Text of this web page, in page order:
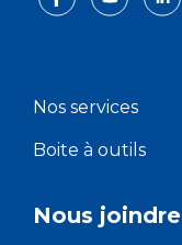
Nos services
Boite à outils
Nous joindre